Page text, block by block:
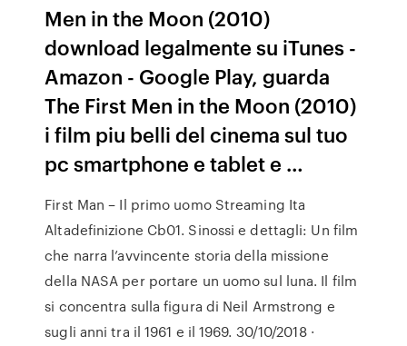
Men in the Moon (2010)
download legalmente su iTunes -
Amazon - Google Play, guarda
The First Men in the Moon (2010)
i film piu belli del cinema sul tuo
pc smartphone e tablet e …
First Man – Il primo uomo Streaming Ita
Altadefinizione Cb01. Sinossi e dettagli: Un film
che narra l’avvincente storia della missione
della NASA per portare un uomo sul luna. Il film
si concentra sulla figura di Neil Armstrong e
sugli anni tra il 1961 e il 1969. 30/10/2018 ·